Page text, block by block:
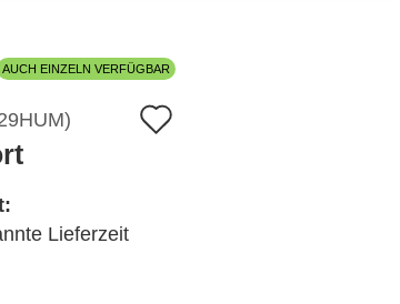
AUCH EINZELN VERFÜGBAR
)